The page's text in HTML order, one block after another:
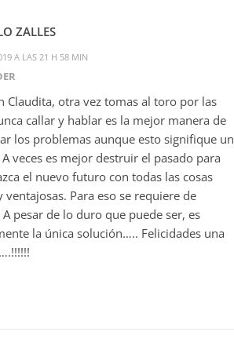
ZALLES
A LAS 21 H 58 MIN
Claudita, otra vez tomas al toro por las
callar y hablar es la mejor manera de
los problemas aunque esto signifique un
veces es mejor destruir el pasado para
el nuevo futuro con todas las cosas
ventajosas. Para eso se requiere de
pesar de lo duro que puede ser, es
la única solución….. Felicidades una